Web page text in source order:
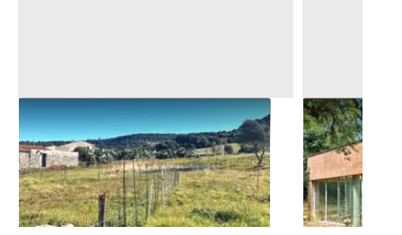
Asta Terreno in zona
completamento residenziale
Bauladu (Oristano)
5.161 €
01/10/2026
Asta
piscina e
Abbasanta
219.552 €
28/10/2026